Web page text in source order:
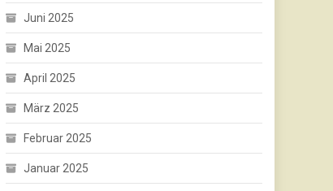
Juni 2025
Mai 2025
April 2025
März 2025
Februar 2025
Januar 2025